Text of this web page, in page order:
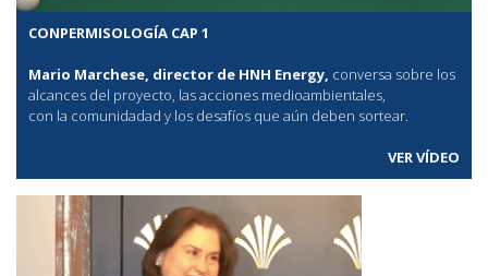
CONPERMISOLOGÍA CAP 1
Mario Marchese, director de HNH Energy, conversa sobre los
alcances del proyecto, las acciones medioambientales,
con la comunidadad y los desafíos que aún deben sortear.
VER VÍDEO